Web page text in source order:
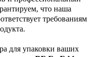
что наша
требованиям
для упаковки ваших